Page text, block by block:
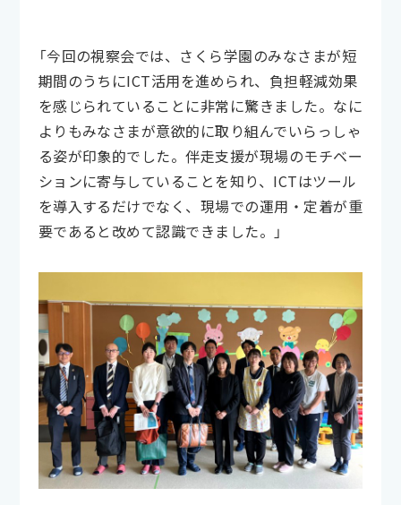
「今回の視察会では、さくら学園のみなさまが短
期間のうちにICT活用を進められ、負担軽減効果
を感じられていることに非常に驚きました。なに
よりもみなさまが意欲的に取り組んでいらっしゃ
る姿が印象的でした。伴走支援が現場のモチベー
ションに寄与していることを知り、ICTはツール
を導入するだけでなく、現場での運用・定着が重
要であると改めて認識できました。」